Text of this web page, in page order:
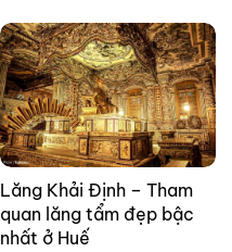
Lăng Khải Định – Tham
quan lăng tẩm đẹp bậc
nhất ở Huế